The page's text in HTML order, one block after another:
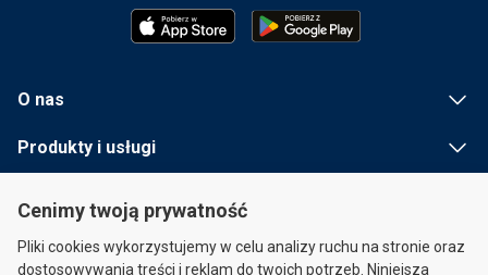
Cenimy twoją prywatność
Pliki cookies wykorzystujemy w celu analizy ruchu na stronie oraz
dostosowywania treści i reklam do twoich potrzeb. Niniejsza
O nas
Produkty i usługi
Szybkie linki